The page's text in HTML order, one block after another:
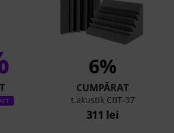
6%
CUMPĂRAT
t.akustik CBT-37
311 lei